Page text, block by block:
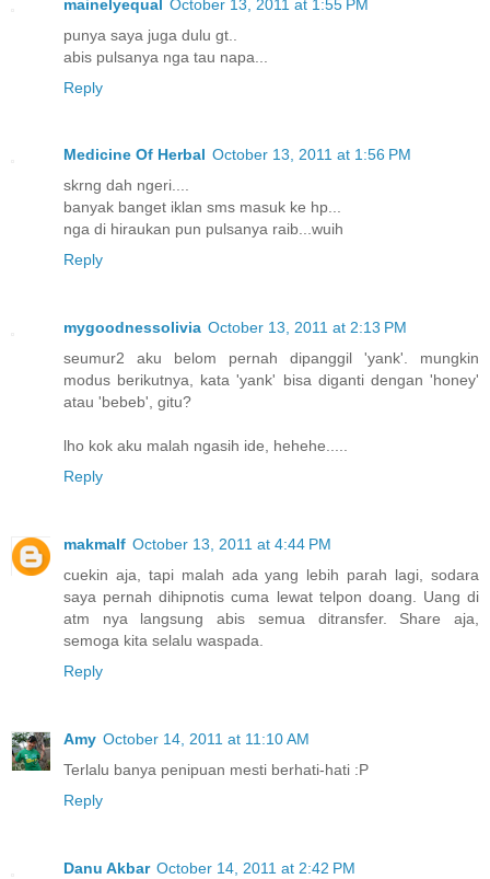
mainelyequal
October 13, 2011 at 1:55 PM
punya saya juga dulu gt..
abis pulsanya nga tau napa...
Reply
Medicine Of Herbal October 13, 2011 at 1:56 PM
skrng dah ngeri....
banyak banget iklan sms masuk ke hp...
nga di hiraukan pun pulsanya raib...wuih
Reply
mygoodnessolivia October 13, 2011 at 2:13 PM
seumur2 aku belom pernah dipanggil 'yank'. mungkin
modus berikutnya, kata 'yank' bisa diganti dengan 'honey'
atau 'bebeb', gitu?
lho kok aku malah ngasih ide, hehehe.....
Reply
makmalf October 13, 2011 at 4:44 PM
cuekin aja, tapi malah ada yang lebih parah lagi, sodara
saya pernah dihipnotis cuma lewat telpon doang. Uang di
atm nya langsung abis semua ditransfer. Share aja,
semoga kita selalu waspada.
Reply
Amy October 14, 2011 at 11:10 AM
Terlalu banya penipuan mesti berhati-hati :P
Reply
Danu Akbar October 14, 2011 at 2:42 PM